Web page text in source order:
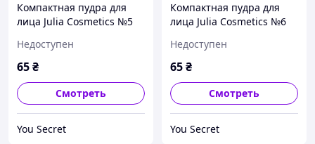
Компактная пудра для
лица Julia Cosmetics №5
Недоступен
65₴
Смотреть
You Secret
Компактная пудра для
лица Julia Cosmetics №6
Недоступен
65₴
Смотреть
You Secret